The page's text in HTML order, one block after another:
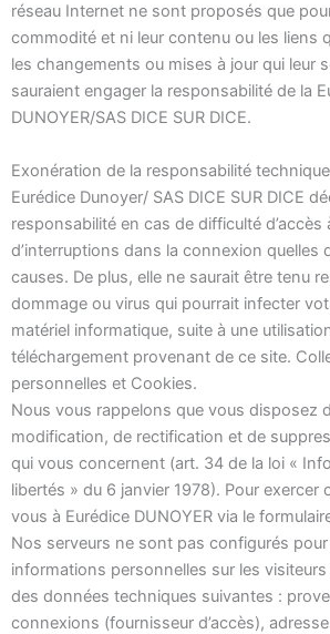
réseau Internet ne sont proposés que
commodité et ni leur contenu ou les liens
les changements ou mises à jour qui leur
sauraient engager la responsabilité de la
DUNOYER/SAS DICE SUR DICE.
Exonération de la responsabilité
Eurédice Dunoyer/ SAS DICE SUR DICE
responsabilité en cas de difficulté d’accès
d’interruptions dans la connexion quelles
causes. De plus, elle ne saurait être tenu
dommage ou virus qui pourrait infecter
matériel informatique, suite à une
téléchargement provenant de ce site.
personnelles et Cookies.
Nous vous rappelons que vous disposez
modification, de rectification et de
qui vous concernent (art. 34 de la loi «
libertés » du 6 janvier 1978). Pour exercer
vous à Eurédice DUNOYER via le
Nos serveurs ne sont pas configurés
informations personnelles sur les
des données techniques suivantes :
connexions (fournisseur d’accès),